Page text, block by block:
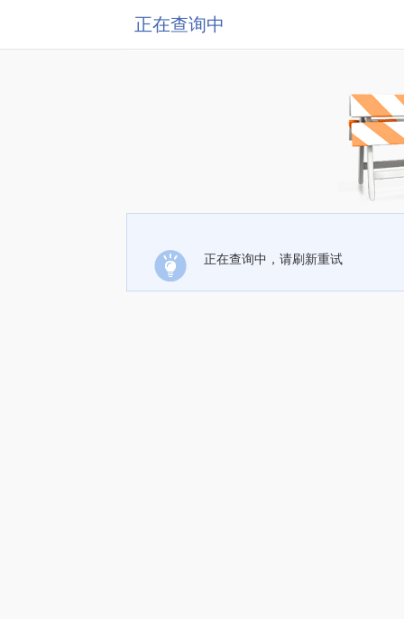
正在查询中
正在查询中，请刷新重试